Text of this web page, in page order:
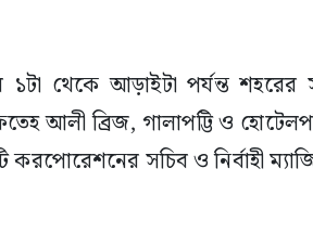
থেকে আড়াইটা পর্যন্ত শহরের
আলী ব্রিজ, গালাপট্টি ও
করপোরেশনের সচিব ও নির্বাহী